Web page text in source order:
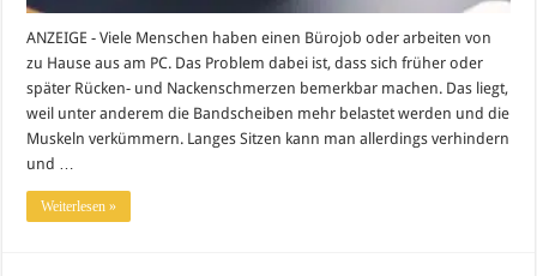
ANZEIGE - Viele Menschen haben einen Bürojob oder arbeiten von
zu Hause aus am PC. Das Problem dabei ist, dass sich früher oder
später Rücken- und Nackenschmerzen bemerkbar machen. Das liegt,
weil unter anderem die Bandscheiben mehr belastet werden und die
Muskeln verkümmern. Langes Sitzen kann man allerdings verhindern
und …
Weiterlesen »